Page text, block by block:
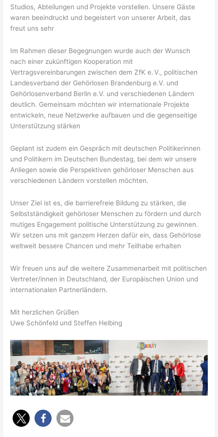
Studios, Abteilungen und Projekte vorstellen. Unsere Gäste
waren beeindruckt und begeistert von unserer Arbeit, das
freut uns sehr
Im Rahmen dieser Begegnungen wurde auch der Wunsch
nach einer zukünftigen Kooperation mit
Vertragsvereinbarungen zwischen dem ZfK e. V., politischen
Landesverband der Gehörlosen Brandenburg e.V. und
Gehörlosenverband Berlin e.V. und verschiedenen Ländern
deutlich. Gemeinsam möchten wir internationale Projekte
entwickeln, neue Netzwerke aufbauen und die gegenseitige
Unterstützung stärken
Geplant ist zudem ein Gespräch mit deutschen Politikerinnen
und Politikern im Deutschen Bundestag, bei dem wir unsere
Anliegen sowie die Perspektiven gehörloser Menschen aus
verschiedenen Ländern vorstellen möchten.
Unser Ziel ist es, die barrierefreie Bildung zu stärken, die
Selbstständigkeit gehörloser Menschen zu fördern und durch
mutiges Engagement politische Unterstützung zu gewinnen.
Wir setzen uns mit ganzem Herzen dafür ein, dass Gehörlose
weltweit bessere Chancen und mehr Teilhabe erhalten
Wir freuen uns auf die weitere Zusammenarbeit mit politischen
Vertreter/innen in Deutschland, der Europäischen Union und
internationalen Partnerländern.
Mit herzlichen Grüßen
Uwe Schönfeld und Steffen Helbing